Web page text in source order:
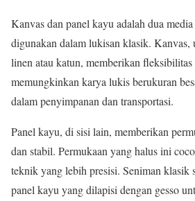
Kanvas dan panel kayu adalah dua
digunakan dalam lukisan klasik. Kanvas,
linen atau katun, memberikan
memungkinkan karya lukis berukuran
dalam penyimpanan dan transportasi.
Panel kayu, di sisi lain, memberikan
dan stabil. Permukaan yang halus ini
teknik yang lebih presisi. Seniman klasik
panel kayu yang dilapisi dengan gesso